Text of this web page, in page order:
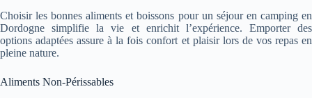
Choisir les bonnes aliments et boissons pour un séjour en camping en
Dordogne simplifie la vie et enrichit l’expérience. Emporter des
options adaptées assure à la fois confort et plaisir lors de vos repas en
pleine nature.
Aliments Non-Périssables